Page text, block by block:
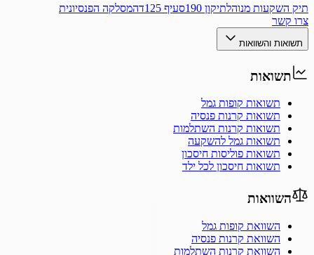
תיק השקעות מנוהלתיקון 190 סעיף 125ד
המסלקה הפנסיונית
צרו קשר
תשואות והשוואות
תשואות
תשואות קופות גמל
תשואות קרנות פנסיה
תשואות קרנות השתלמות
תשואות גמל להשקעה
תשואות פוליסות חיסכון
תשואות חיסכון לכל ילד
השוואות
השוואת קופות גמל
השוואת קרנות פנסיה
השוואת קרנות השתלמות